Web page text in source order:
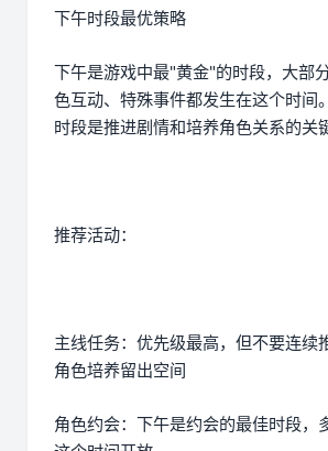
下午时段最优策略
下午是游戏中最"黄金"的时段，大部
色互动、特殊事件都发生在这个时间
时段是推进剧情和培养角色关系的关
推荐活动：
主线任务：优先级最高，但不要连续
角色培养留出空间
角色约会：下午是约会的最佳时段，